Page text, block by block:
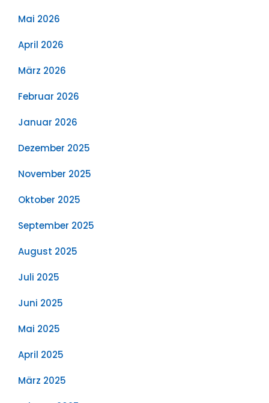
Mai 2026
April 2026
März 2026
Februar 2026
Januar 2026
Dezember 2025
November 2025
Oktober 2025
September 2025
August 2025
Juli 2025
Juni 2025
Mai 2025
April 2025
März 2025